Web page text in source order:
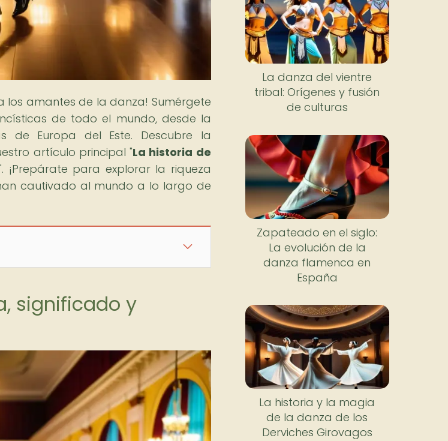
los amantes de la danza! Sumérgete
de todo el mundo, desde la
de Europa del Este. Descubre la
artículo principal "La historia de
¡Prepárate para explorar la riqueza
cautivado al mundo a lo largo de
significado y
La danza del vientre
tribal: Orígenes y fusión
de culturas
Zapateado en el siglo:
La evolución de la
danza flamenca en
España
La historia y la magia
de la danza de los
Derviches Girovagos